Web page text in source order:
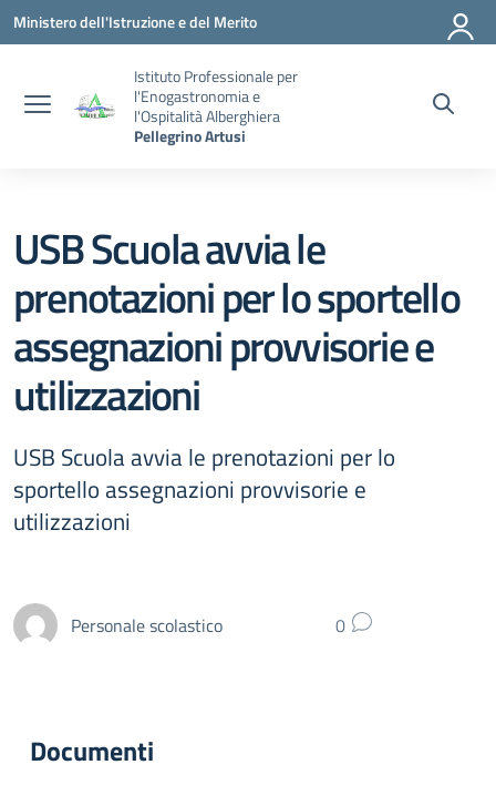
Vai ai contenuti
Vai al menu di navigazione
Vai al footer
Ministero dell'Istruzione e del Merito
Istituto Professionale per
l'Enogastronomia e
l'Ospitalità Alberghiera
Pellegrino Artusi
USB Scuola avvia le
prenotazioni per lo sportello
assegnazioni provvisorie e
utilizzazioni
USB Scuola avvia le prenotazioni per lo
sportello assegnazioni provvisorie e
utilizzazioni
Personale scolastico 0
Documenti